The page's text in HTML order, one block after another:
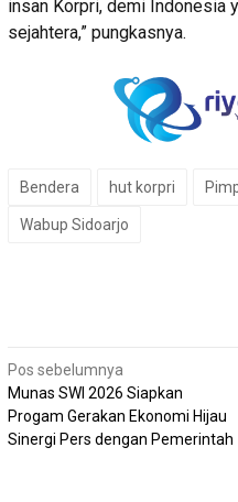
insan Korpri, demi Indonesia
sejahtera,” pungkasnya.
Bendera hut korpri
Wabup Sidoarjo
Navigasi
pos
Pos sebelumnya
Munas SWI 2026 Siapkan
Progam Gerakan Ekonomi Hijau
Sinergi Pers dengan Pemerintah